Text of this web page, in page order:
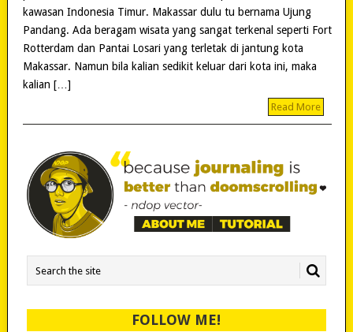
kawasan Indonesia Timur. Makassar dulu tu bernama Ujung
Pandang. Ada beragam wisata yang sangat terkenal seperti Fort
Rotterdam dan Pantai Losari yang terletak di jantung kota
Makassar. Namun bila kalian sedikit keluar dari kota ini, maka
kalian […]
Read More
FOLLOW ME!